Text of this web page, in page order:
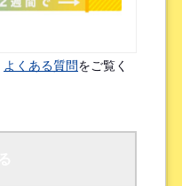
所属先からの紹介
を見た
よくある質問をご覧く